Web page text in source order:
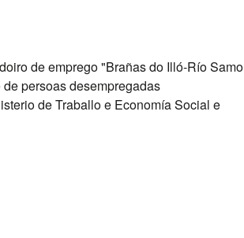
de emprego "Brañas do Illó-Río Samo
persoas desempregadas
de Traballo e Economía Social e